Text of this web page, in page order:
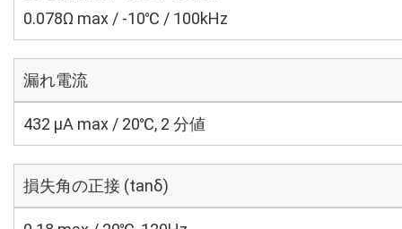
0.078Ω max / -10℃ / 100kHz
漏れ電流
432 μA max / 20℃, 2 分値
損失角の正接 (tanδ)